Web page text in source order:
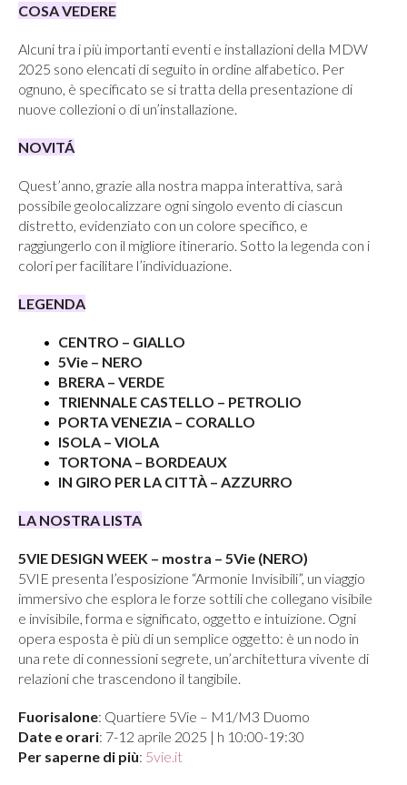
COSA VEDERE
Alcuni tra i più importanti eventi e installazioni della MDW
2025 sono elencati di seguito in ordine alfabetico. Per
ognuno, è specificato se si tratta della presentazione di
nuove collezioni o di un’installazione.
NOVITÁ
Quest’anno, grazie alla nostra mappa interattiva, sarà
possibile geolocalizzare ogni singolo evento di ciascun
distretto, evidenziato con un colore specifico, e
raggiungerlo con il migliore itinerario. Sotto la legenda con i
colori per facilitare l’individuazione.
LEGENDA
CENTRO – GIALLO
5Vie – NERO
BRERA – VERDE
TRIENNALE CASTELLO – PETROLIO
PORTA VENEZIA – CORALLO
ISOLA – VIOLA
TORTONA – BORDEAUX
IN GIRO PER LA CITTÀ – AZZURRO
LA NOSTRA LISTA
5VIE DESIGN WEEK – mostra – 5Vie (NERO)
5VIE presenta l’esposizione “Armonie Invisibili”, un viaggio
immersivo che esplora le forze sottili che collegano visibile
e invisibile, forma e significato, oggetto e intuizione. Ogni
opera esposta è più di un semplice oggetto: è un nodo in
una rete di connessioni segrete, un’architettura vivente di
relazioni che trascendono il tangibile.
Fuorisalone: Quartiere 5Vie – M1/M3 Duomo
Date e orari: 7-12 aprile 2025 | h 10:00-19:30
Per saperne di più: 5vie.it